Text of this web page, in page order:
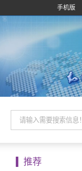
手机版
推荐